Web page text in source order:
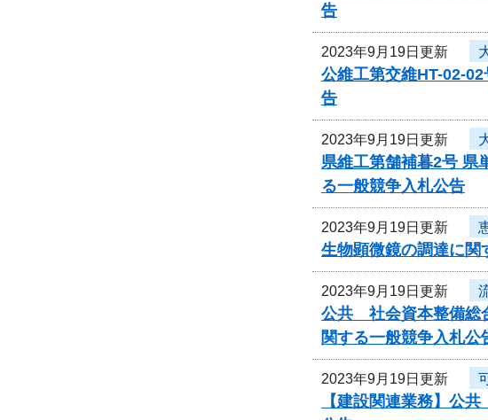
告
2023年9月19日更新
公維工第交維HT-02-
告
2023年9月19日更新
県維工第舗補暮2号
る一般競争入札公告
2023年9月19日更新
生物顕微鏡の調達に関
2023年9月19日更新
公共 社会資本整備総
関する一般競争入札公
2023年9月19日更新
【建設関連業務】公